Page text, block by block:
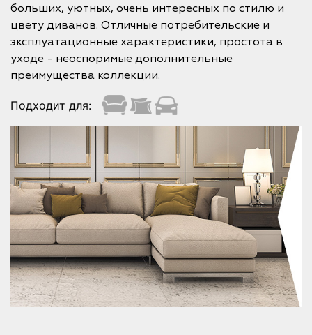
больших, уютных, очень интересных по стилю и
цвету диванов. Отличные потребительские и
эксплуатационные характеристики, простота в
уходе - неоспоримые дополнительные
преимущества коллекции.
Подходит для: